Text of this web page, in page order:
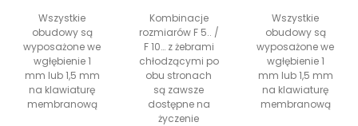
Wszystkie
obudowy są
wyposażone we
wgłębienie 1
mm lub 1,5 mm
na klawiaturę
membranową
Kombinacje
rozmiarów F 5.. /
F 10… z żebrami
chłodzącymi po
obu stronach
są zawsze
dostępne na
życzenie
Wszystkie
obudowy są
wyposażone we
wgłębienie 1
mm lub 1,5 mm
na klawiaturę
membranową